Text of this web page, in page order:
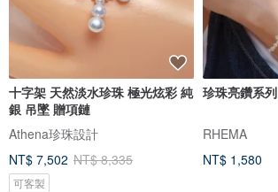
十字架 天然淡水珍珠 極光炫彩 純
銀 吊墜 贈項鏈
Athena珍珠設計
NT$ 7,502 NT$ 8,335
可客製
珍珠亮鑽系列
RHEMA
NT$ 1,580